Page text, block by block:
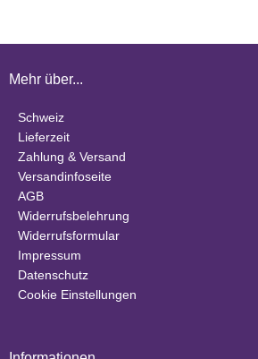
Mehr über...
Schweiz
Lieferzeit
Zahlung & Versand
Versandinfoseite
AGB
Widerrufsbelehrung
Widerrufsformular
Impressum
Datenschutz
Cookie Einstellungen